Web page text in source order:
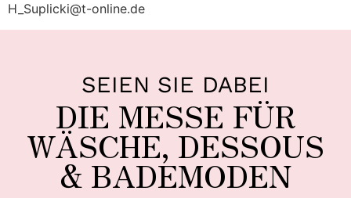
H_Suplicki@t-online.de
SEIEN SIE DABEI
DIE MESSE FÜR
WÄSCHE, DESSOUS
& BADEMODEN